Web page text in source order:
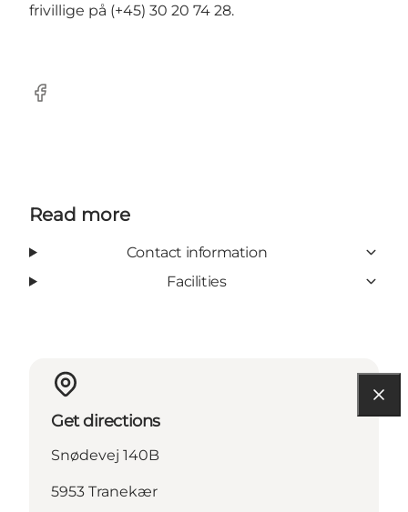
frivillige på (+45) 30 20 74 28.
Facebook
Read more
Contact information
Facilities
Get directions
Snødevej 140B
5953 Tranekær